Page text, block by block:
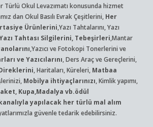
Türlü Okul Levazımatı konusunda hizmet
dan Okul Basılı Evrak Çeşitlerini, Her
Ürünlerini,Yazı Tahtalarını, Yazı
Tahtası Silgilerini, Tebeşirleri,Mantar
,Yazıcı ve Fotokopi Tonerlerini ve
ve Yazıcılarını, Ders Araç ve Gereçlerini,
, Haritaları, Küreleri, Matbaa
Mobilya ihtiyaçlarınızı, Kimlik yapımı,
Kupa,Madalya vb.ödül
yapılacak her türlü mal alım
güvenle tedarik edebilirsiniz.